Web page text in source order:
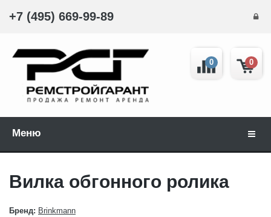
+7 (495) 669-99-89
0
0
Меню
Вилка обгонного ролика
Бренд: Brinkmann